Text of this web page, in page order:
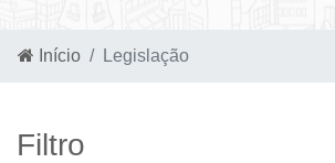
Início Legislação
Filtro